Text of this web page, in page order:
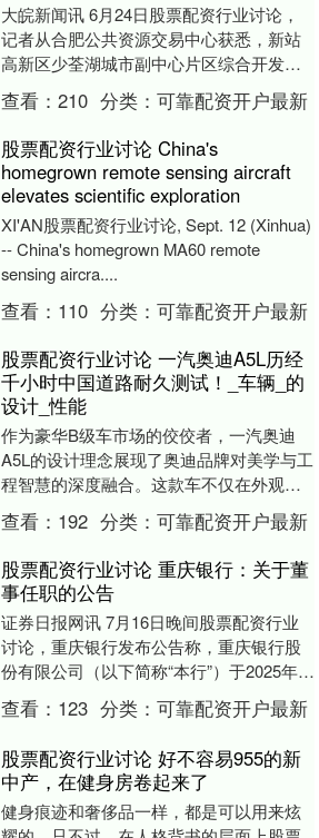
大皖新闻讯 6月24日股票配资行业讨论，
记者从合肥公共资源交易中心获悉，新站
高新区少荃湖城市副中心片区综合开发策
划方案即将展开编制，目前相关项目正在
进行公开招标....
查看：210 分类：可靠配资开户最新
股票配资行业讨论 China's
homegrown remote sensing aircraft
elevates scientific exploration
XI'AN股票配资行业讨论, Sept. 12 (Xinhua)
-- China's homegrown MA60 remote
sensing aircra....
查看： 110 分类：可靠配资开户最新
股票配资行业讨论 一汽奥迪A5L历经
千小时中国道路耐久测试！_车辆_的
设计_性能
作为豪华B级车市场的佼佼者，一汽奥迪
A5L的设计理念展现了奥迪品牌对美学与工
程智慧的深度融合。这款车不仅在外观上
追求极致美感股票配资行业讨论，还巧妙
地将空气动力....
查看： 192 分类：可靠配资开户最新
股票配资行业讨论 重庆银行：关于董
事任职的公告
证券日报网讯 7月16日晚间股票配资行业
讨论，重庆银行发布公告称，重庆银行股
份有限公司（以下简称“本行”）于2025年7
月15日收到《重庆金融监管局关于付巍、
周....
查看： 123 分类：可靠配资开户最新
股票配资行业讨论 好不容易955的新
中产，在健身房卷起来了
健身痕迹和奢侈品一样，都是可以用来炫